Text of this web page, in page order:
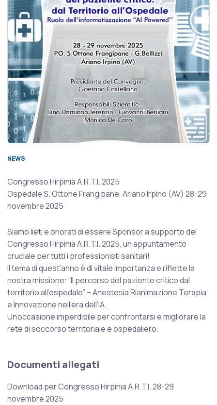
NEWS
Congresso Hirpinia A.R.T.I. 2025
Ospedale S. Ottone Frangipane, Ariano Irpino (AV) 28-29
novembre 2025
Siamo lieti e onorati di essere Sponsor a supporto del
Congresso Hirpinia A.R.T.I. 2025, un appuntamento
cruciale per tutti i professionisti sanitari!
Il tema di quest’anno è di vitale importanza e riflette la
nostra missione: “Il percorso del paziente critico dal
territorio all’ospedale” – Anestesia Rianimazione Terapia
e Innovazione nell’era dell’IA.
Un’occasione imperdibile per confrontarsi e migliorare la
rete di soccorso territoriale e ospedaliero.
Documenti allegati
Download per Congresso Hirpinia A.R.T.I. 28-29
novembre 2025